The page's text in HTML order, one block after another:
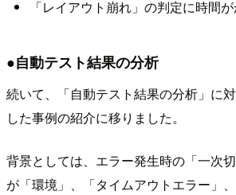
「レイアウト崩れ」の判定に時間
●自動テスト結果の分析
続いて、「自動テスト結果の分析」に
した事例の紹介に移りました。
背景としては、エラー発生時の「一次
が「環境」、「タイムアウトエラー」